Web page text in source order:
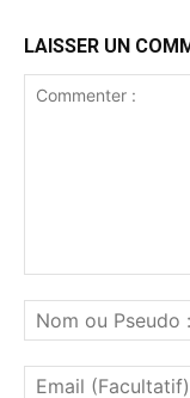
LAISSER UN